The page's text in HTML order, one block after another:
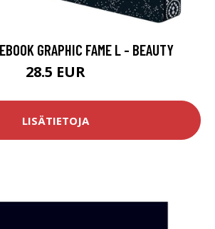
GRAPHIC FAME L - BEAUTY
28.5 EUR
LISÄTIETOJA